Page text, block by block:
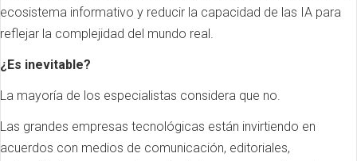
ecosistema informativo y reducir la capacidad de las IA para
reflejar la complejidad del mundo real.
¿Es inevitable?
La mayoría de los especialistas considera que no.
Las grandes empresas tecnológicas están invirtiendo en
acuerdos con medios de comunicación, editoriales,